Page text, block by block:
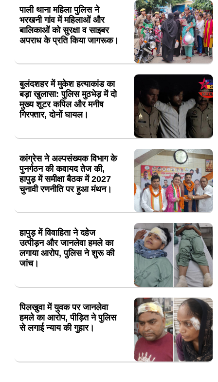
पाली थाना महिला पुलिस ने
भरखनी गांव में महिलाओं और
बालिकाओं को सुरक्षा व साइबर
अपराध के प्रति किया जागरूक।
बुलंदशहर में मुकेश हत्याकांड का
बड़ा खुलासा: पुलिस मुठभेड़ में दो
मुख्य शूटर कपिल और मनीष
गिरफ्तार, दोनों घायल।
कांग्रेस ने अल्पसंख्यक विभाग के
पुनर्गठन की कवायद तेज की,
हापुड़ में समीक्षा बैठक में 2027
चुनावी रणनीति पर हुआ मंथन।
हापुड़ में विवाहिता ने दहेज
उत्पीड़न और जानलेवा हमले का
लगाया आरोप, पुलिस ने शुरू की
जांच।
पिलखुवा में युवक पर जानलेवा
हमले का आरोप, पीड़ित ने पुलिस
से लगाई न्याय की गुहार।